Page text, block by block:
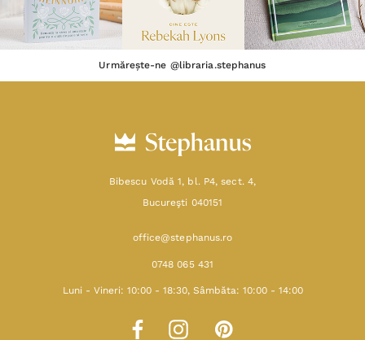
Urmărește-ne @libraria.stephanus
Bibescu Vodă 1, bl. P4, sect. 4,
Bucureşti 040151
office@stephanus.ro
0748 065 431
Luni - Vineri: 10:00 - 18:30, Sâmbăta: 10:00 - 14:00